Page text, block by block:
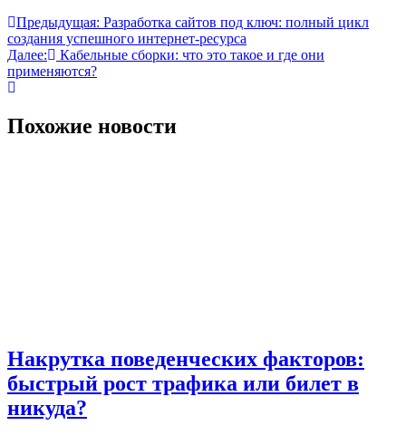
Навигация
по
записям
Предыдущая: Разработка сайтов под ключ: полный цикл
создания успешного интернет-ресурса
Далее:
Кабельные сборки: что это такое и где они
применяются?
Похожие новости
Накрутка поведенческих факторов:
быстрый рост трафика или билет в
никуда?